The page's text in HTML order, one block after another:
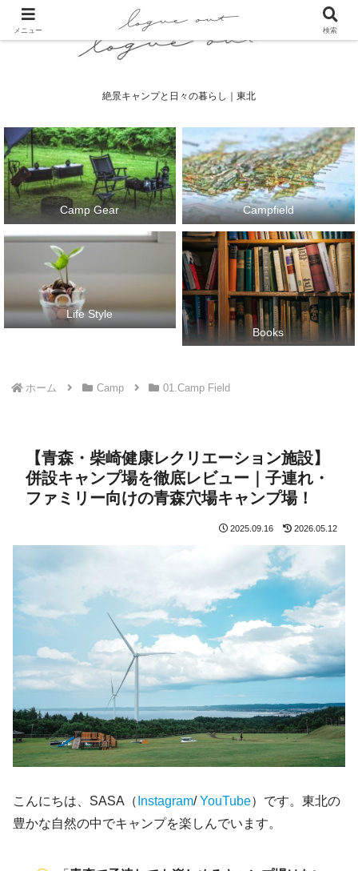
絶景キャンプと日々の暮らし｜東北
Camp Gear Campfield
Life Style
Books
ホーム Camp 01.Camp Field
【青森・柴崎健康レクリエーション施設】
併設キャンプ場を徹底レビュー｜子連れ・
ファミリー向けの青森穴場キャンプ場！
2025.09.16 2026.05.12
こんにちは、SASA（ Instagram/YouTube）です。東北の
豊かな自然の中でキャンプを楽しんでいます。
メニュー 検索